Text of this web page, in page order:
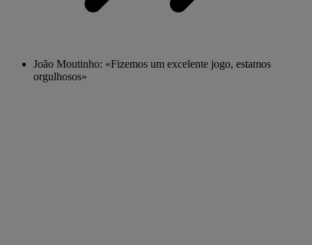
João Moutinho: «Fizemos um excelente jogo, estamos
orgulhosos»